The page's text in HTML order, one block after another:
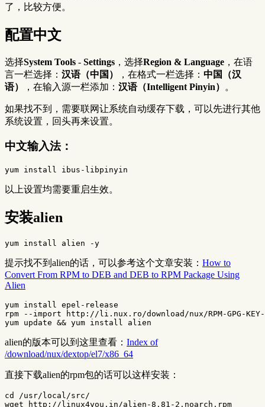
了，比较方便。
配置中文
选择System Tools - Settings ，选择Region & Language ，在语
言一栏选择： 汉语（中国） ，在格式一栏选择： 中国（汉
语）
，在输入源一栏添加： 汉语（Intelligent Pinyin） 。
如果找不到，需要联网让系统自动缓存下载，可以先进行其他
系统设置，回头再来设置。
中文输入法：
以上设置均需要重启生效。
安装alien
提示找不到alien的话，可以参考这个文章安装： How to
Convert From RPM to DEB and DEB to RPM Package Using
Alien
yum install epel-release
rpm --import http://li.nux.ro/download/nux/RPM-GPG-
alien的版本可以到这里查看： Index of
/download/nux/dextop/el7/x86_64
直接下载alien的rpm包的话可以这样安装：
cd /usr/local/src/
wget http://linux4you.in/alien-8.81-2.noarch.rpm